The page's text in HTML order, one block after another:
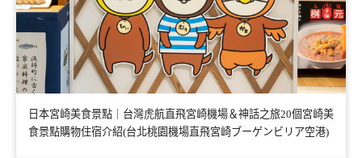
日本宮崎美食景點｜台灣虎航直飛宮崎機場＆神話之旅20個宮崎美
食景點購物住宿介紹(台北桃園機場直飛宮崎ブーゲンビリア空港)